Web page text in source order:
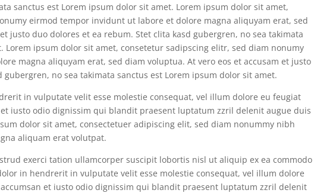
sanctus est Lorem ipsum dolor sit amet. Lorem ipsum dolor sit amet,
eirmod tempor invidunt ut labore et dolore magna aliquyam erat, sed
justo duo dolores et ea rebum. Stet clita kasd gubergren, no sea takimata
Lorem ipsum dolor sit amet, consetetur sadipscing elitr, sed diam nonumy
magna aliquyam erat, sed diam voluptua. At vero eos et accusam et justo
no sea takimata sanctus est Lorem ipsum dolor sit amet.
in vulputate velit esse molestie consequat, vel illum dolore eu feugiat
iusto odio dignissim qui blandit praesent luptatum zzril delenit augue duis
dolor sit amet, consectetuer adipiscing elit, sed diam nonummy nibh
aliquam erat volutpat.
exerci tation ullamcorper suscipit lobortis nisl ut aliquip ex ea commodo
in hendrerit in vulputate velit esse molestie consequat, vel illum dolore
et iusto odio dignissim qui blandit praesent luptatum zzril delenit